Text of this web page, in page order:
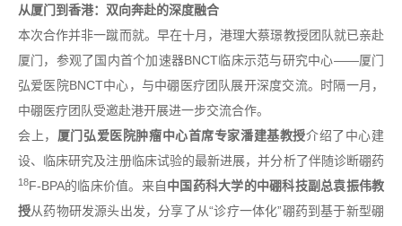
从厦门到香港：双向奔赴的深度融合
本次合作并非一蹴而就。早在十月，港理大蔡璟教授团队就已亲赴
厦门，参观了国内首个加速器BNCT临床示范与研究中心——厦门
弘爱医院BNCT中心，与中硼医疗团队展开深度交流。时隔一月，
中硼医疗团队受邀赴港开展进一步交流合作。
会上， 厦门弘爱医院肿瘤中心首席专家潘建基教授介绍了中心建
设、临床研究及注册临床试验的最新进展，并分析了伴随诊断硼药
18F-BPA的临床价值。来自中国药科大学的中硼科技副总袁振伟教
授从药物研发源头出发，分享了从“诊疗一体化”硼药到基于新型硼